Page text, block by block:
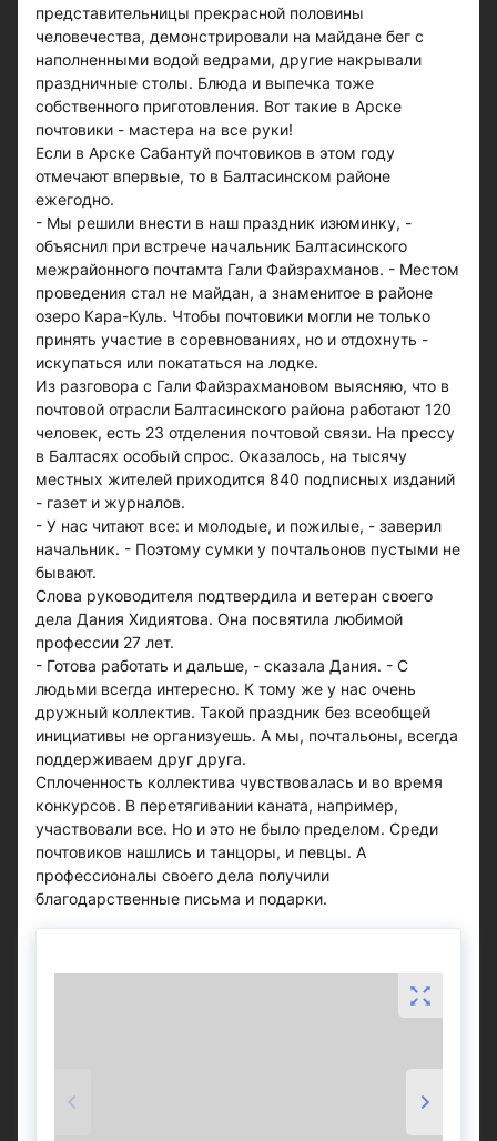
представительницы прекрасной половины
человечества, демонстрировали на майдане бег с
наполненными водой ведрами, другие накрывали
праздничные столы. Блюда и выпечка тоже
собственного приготовления. Вот такие в Арске
почтовики - мастера на все руки!
Если в Арске Сабантуй почтовиков в этом году
отмечают впервые, то в Балтасинском районе
ежегодно.
- Мы решили внести в наш праздник изюминку, -
объяснил при встрече начальник Балтасинского
межрайонного почтамта Гали Файзрахманов. - Местом
проведения стал не майдан, а знаменитое в районе
озеро Кара-Куль. Чтобы почтовики могли не только
принять участие в соревнованиях, но и отдохнуть -
искупаться или покататься на лодке.
Из разговора с Гали Файзрахмановом выясняю, что в
почтовой отрасли Балтасинского района работают 120
человек, есть 23 отделения почтовой связи. На прессу
в Балтасях особый спрос. Оказалось, на тысячу
местных жителей приходится 840 подписных изданий
- газет и журналов.
- У нас читают все: и молодые, и пожилые, - заверил
начальник. - Поэтому сумки у почтальонов пустыми не
бывают.
Слова руководителя подтвердила и ветеран своего
дела Дания Хидиятова. Она посвятила любимой
профессии 27 лет.
- Готова работать и дальше, - сказала Дания. - С
людьми всегда интересно. К тому же у нас очень
дружный коллектив. Такой праздник без всеобщей
инициативы не организуешь. А мы, почтальоны, всегда
поддерживаем друг друга.
Сплоченность коллектива чувствовалась и во время
конкурсов. В перетягивании каната, например,
участвовали все. Но и это не было пределом. Среди
почтовиков нашлись и танцоры, и певцы. А
профессионалы своего дела получили
благодарственные письма и подарки.